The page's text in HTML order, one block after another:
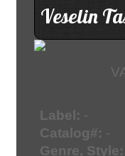
Veselin
Label: -
Catalog#: -
Genre, Style: